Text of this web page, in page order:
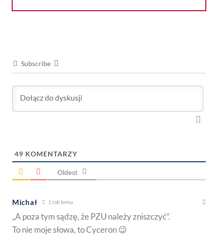
Subscribe
49 KOMENTARZY
Oldest
Michał 1 rok temu
„A poza tym sądzę, że PZU należy zniszczyć”.
To nie moje słowa, to Cyceron 😉